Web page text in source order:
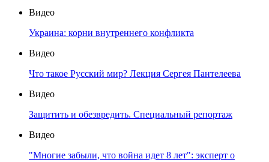
Видео
Украина: корни внутреннего конфликта
Видео
Что такое Русский мир? Лекция Сергея Пантелеева
Видео
Защитить и обезвредить. Специальный репортаж
Видео
"Многие забыли, что война идет 8 лет": эксперт о